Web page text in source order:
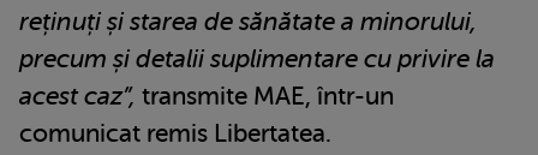
reținuți și starea de sănătate a minorului,
precum și detalii suplimentare cu privire la
acest caz”, transmite MAE, într-un
comunicat remis Libertatea.